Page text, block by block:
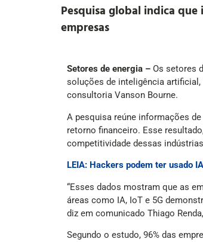
Pesquisa global indica
empresas
Setores de energia – Os setores
soluções de inteligência
consultoria Vanson Bourne.
A pesquisa reúne informações
retorno financeiro. Esse
competitividade dessas
LEIA: Hackers podem ter usado
“Esses dados mostram que as
áreas como IA, IoT e 5G
diz em comunicado Thiago
Segundo o estudo, 96% das